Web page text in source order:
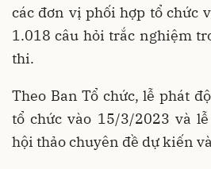
các đơn vị phối hợp tổ chức
1.018 câu hỏi trắc nghiệm
thi.
Theo Ban Tổ chức, lễ phát
tổ chức vào 15/3/2023 và
hội thảo chuyên đề dự kiến